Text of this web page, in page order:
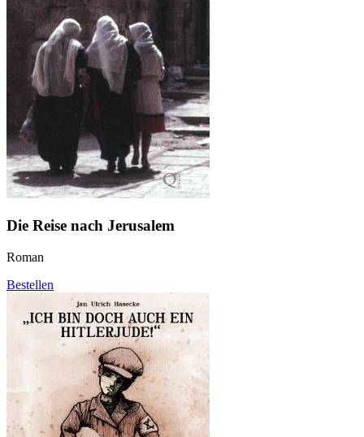
Die Reise nach Jerusalem
Roman
Bestellen